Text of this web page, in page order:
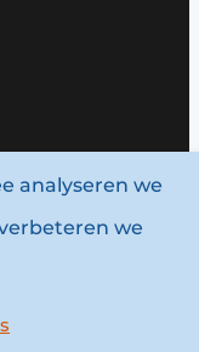
analyseren we
we